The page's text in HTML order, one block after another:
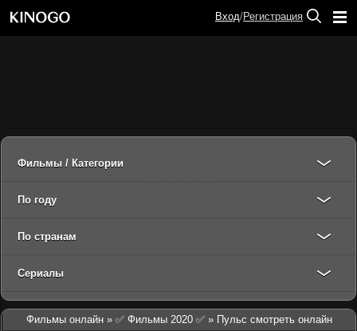
Фильмы / Категории
По году
По странам
Сериалы
Фильмы онлайн » ✅ Фильмы 2020 ✅ » Пульс смотреть онлайн
Вход/Регистрация